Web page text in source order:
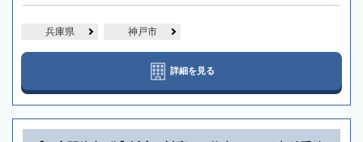
兵庫県 神戸市
詳細を見る